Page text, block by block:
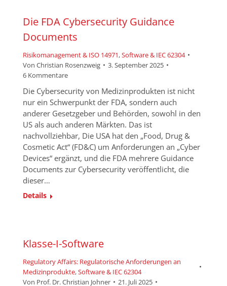
Die FDA Cybersecurity Guidance
Documents
Risikomanagement & ISO 14971,Software & IEC 62304
Von Christian Rosenzweig
3. September 2025
6 Kommentare
Die Cybersecurity von Medizinprodukten ist nicht
nur ein Schwerpunkt der FDA, sondern auch
anderer Gesetzgeber und Behörden, sowohl in den
US als auch anderen Märkten. Das ist
nachvollziehbar, Die USA hat den „Food, Drug &
Cosmetic Act“ (FD&C) um Anforderungen an „Cyber
Devices“ ergänzt, und die FDA mehrere Guidance
Documents zur Cybersecurity veröffentlicht, die
dieser…
Details
Klasse-I-Software
Regulatory Affairs: Regulatorische Anforderungen an
Medizinprodukte,Software & IEC 62304
Von Prof. Dr. Christian Johner
21. Juli 2025